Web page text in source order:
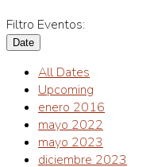
Filtro Eventos:
Date
All Dates
Upcoming
enero 2016
mayo 2022
mayo 2023
diciembre 2023